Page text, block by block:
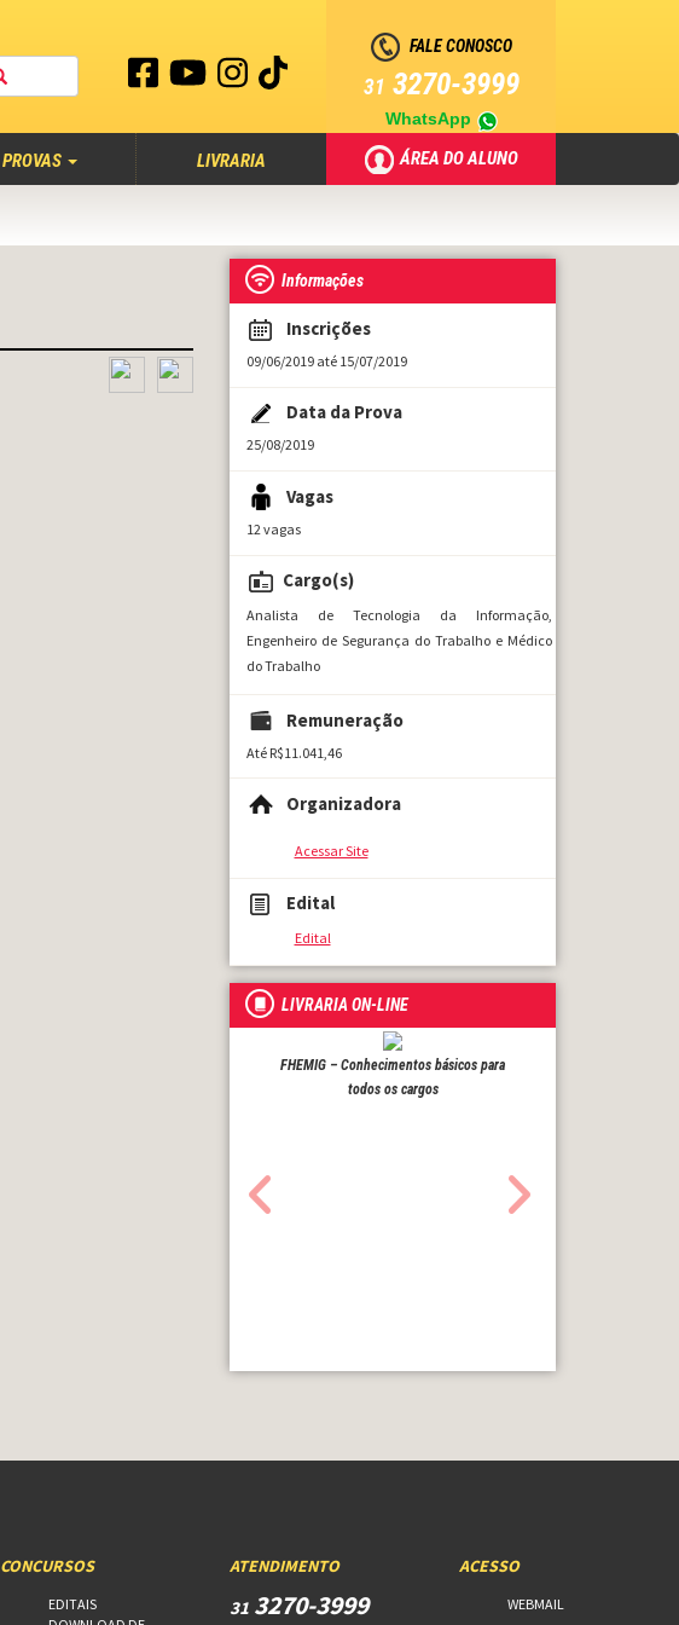
FALE CONOSCO
31 3270-3999
WhatsApp
PROVAS LIVRARIA ÁREA DO ALUNO
Informações
Inscrições
09/06/2019 até 15/07/2019
Data da Prova
25/08/2019
Vagas
12 vagas
Cargo(s)
Analista de Tecnologia da Informação,
Engenheiro de Segurança do Trabalho e Médico
do Trabalho
Remuneração
Até R$11.041,46
Organizadora
Acessar Site
Edital
Edital
LIVRARIA ON-LINE
FHEMIG – Conhecimentos básicos para
todos os cargos
CONCURSOS
EDITAIS
ATENDIMENTO
31 3270-3999
ACESSO
WEBMAIL